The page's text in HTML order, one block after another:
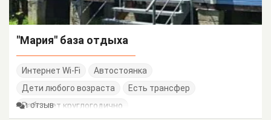
"Мария" база отдыха
Интернет Wi-Fi
Автостоянка
Дети любого возраста
Есть трансфер
Работает круглогодично
1 ОТЗЫВ